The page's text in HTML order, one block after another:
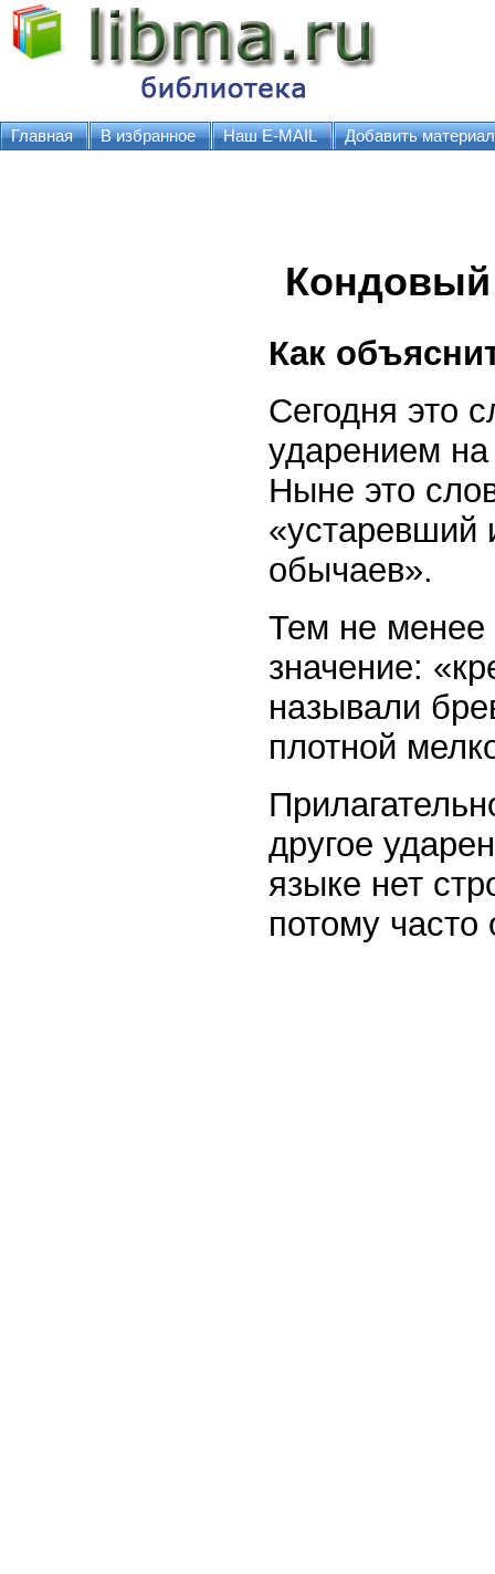
Главная В избранное Наш E-MAIL Добавить материал
Кондовый
Как
Сегодня это
ударением
Ныне это
обычаев».
Тем не менее
значение:
называли
плотной
другое
языке нет
потому